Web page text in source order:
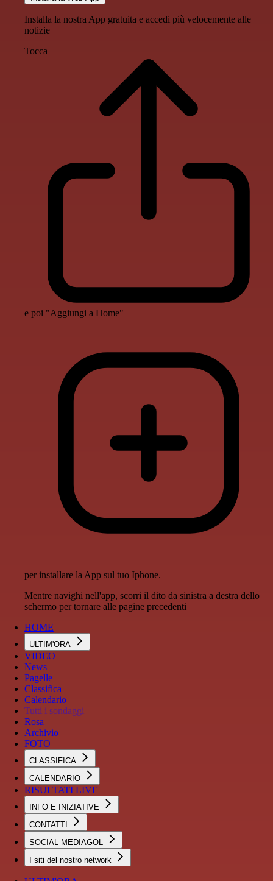
Installa la nostra App gratuita e accedi più velocemente alle
notizie
Tocca
e poi "Aggiungi a Home"
per installare la App sul tuo Iphone.
Mentre navighi nell'app, scorri il dito da sinistra a destra dello
schermo per tornare alle pagine precedenti
HOME
ULTIM'ORA
VIDEO
News
Pagelle
Classifica
Calendario
Tutti i sondaggi
Rosa
Archivio
FOTO
CLASSIFICA
CALENDARIO
RISULTATI LIVE
INFO E INIZIATIVE
CONTATTI
SOCIAL MEDIAGOL
I siti del nostro network